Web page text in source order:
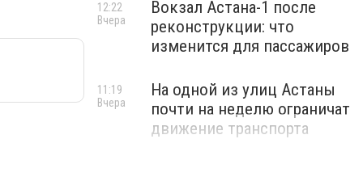
Вокзал Астана-1 после
реконструкции: что
изменится для пассажиров
12:22
Вчера
На одной из улиц Астаны
почти на неделю ограничат
движение транспорта
11:19
Вчера